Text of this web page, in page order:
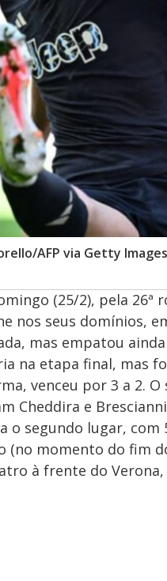
AFP via Getty Images
(25/2), pela 26ª
nos seus domínios,
mas empatou
na etapa final, mas
venceu por 3 a 2.
Cheddira e
o segundo lugar,
(no momento do fim
à frente do